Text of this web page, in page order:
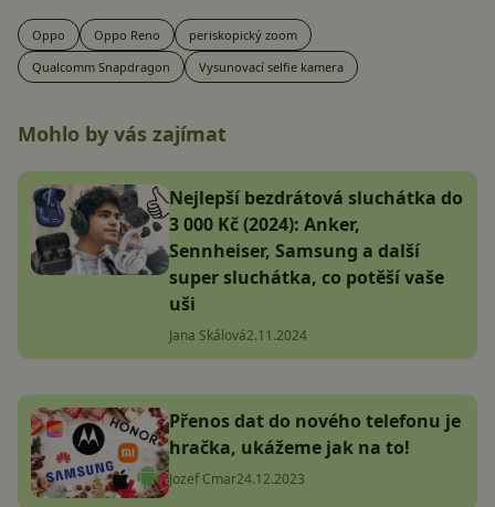
Oppo Oppo Reno
periskopický zoom
Qualcomm Snapdragon
Vysunovací selfie kamera
Mohlo by vás zajímat
Nejlepší bezdrátová sluchátka do
3 000 Kč (2024): Anker,
Sennheiser, Samsung a další
super sluchátka, co potěší vaše
uši
Jana Skálová2.11.2024
Přenos dat do nového telefonu je
hračka, ukážeme jak na to!
Jozef Cmar24.12.2023